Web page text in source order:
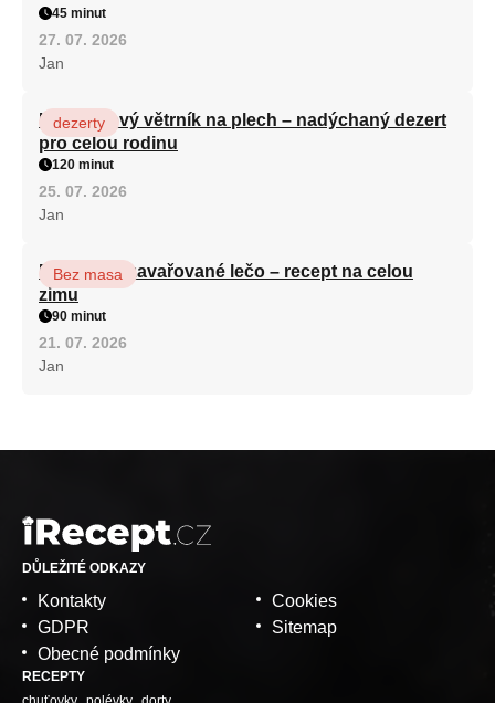
45 minut
27. 07. 2026
Jan
Karamelový větrník na plech – nadýchaný dezert
pro celou rodinu
dezerty
120 minut
25. 07. 2026
Jan
Babiččino zavařované lečo – recept na celou
zimu
Bez masa
90 minut
21. 07. 2026
Jan
DŮLEŽITÉ ODKAZY
Kontakty
GDPR
Obecné podmínky
Cookies
Sitemap
RECEPTY